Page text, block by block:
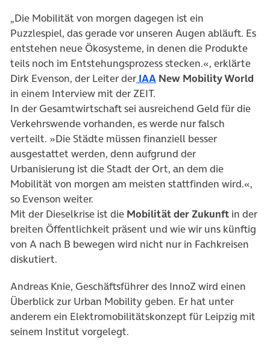
„Die Mobilität von morgen dagegen ist ein
Puzzlespiel, das gerade vor unseren Augen abläuft. Es
entstehen neue Ökosysteme, in denen die Produkte
teils noch im Entstehungsprozess stecken.«, erklärte
Dirk Evenson, der Leiter der IAA New Mobility World
in einem Interview mit der ZEIT.
In der Gesamtwirtschaft sei ausreichend Geld für die
Verkehrswende vorhanden, es werde nur falsch
verteilt. »Die Städte müssen finanziell besser
ausgestattet werden, denn aufgrund der
Urbanisierung ist die Stadt der Ort, an dem die
Mobilität von morgen am meisten stattfinden wird.«,
so Evenson weiter.
Mit der Dieselkrise ist die Mobilität der Zukunft in der
breiten Öffentlichkeit präsent und wie wir uns künftig
von A nach B bewegen wird nicht nur in Fachkreisen
diskutiert.
Andreas Knie, Geschäftsführer des InnoZ wird einen
Überblick zur Urban Mobility geben. Er hat unter
anderem ein Elektromobilitätskonzept für Leipzig mit
seinem Institut vorgelegt.